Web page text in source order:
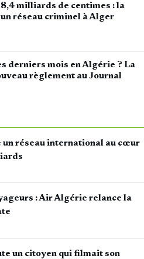
milliards de centimes : la
réseau criminel à Alger
derniers mois en Algérie ? La
règlement au Journal
un réseau international au cœur
: Air Algérie relance la
un citoyen qui filmait son